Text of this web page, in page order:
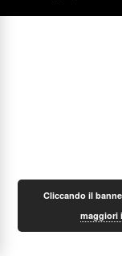
Cliccando il
maggiori